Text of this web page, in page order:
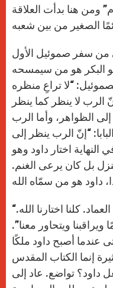
ومن هنا بدأت العلاقة
من سفر صموئيل الأول
وهو البكر هو من سيمسحه
“لا تراعِ منظره
الرب لا ينظر كما ينظر
إلى الظواهر، وأما الرب
“إنّ الرب ينظر إلى
النهاية اختار داود وهو
بل كان يرعى الغنم.
“لقد اختارنا الله كل واحد منا في العماد. كلنا اختارنا الله.
ويتحاور معنا”.
عندما أصبح داود ملكًا
إنما الكتاب المقدس
داود؟ تواضع. عاد إلى